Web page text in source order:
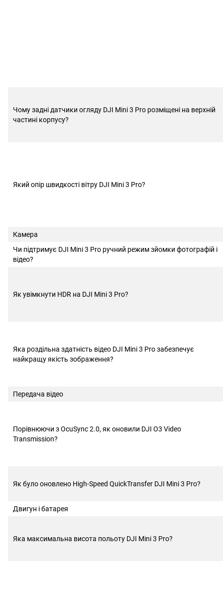
Чому задні датчики огляду DJI Mini 3 Pro розміщені на верхній
частині корпусу?
Який опір швидкості вітру DJI Mini 3 Pro?
Камера
Чи підтримує DJI Mini 3 Pro ручний режим зйомки фотографій і
відео?
Як увімкнути HDR на DJI Mini 3 Pro?
Яка роздільна здатність відео DJI Mini 3 Pro забезпечує
найкращу якість зображення?
Передача відео
Порівнюючи з OcuSync 2.0, як оновили DJI O3 Video
Transmission?
Як було оновлено High-Speed QuickTransfer DJI Mini 3 Pro?
Двигун і батарея
Яка максимальна висота польоту DJI Mini 3 Pro?